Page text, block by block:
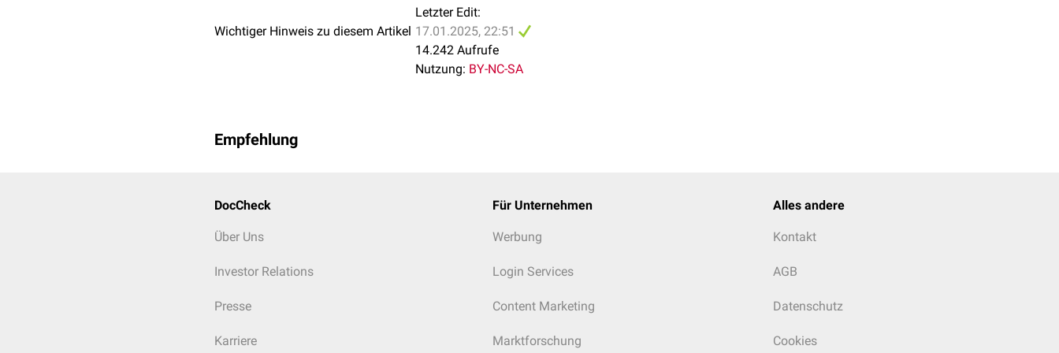
Wichtiger Hinweis zu diesem Artikel
Letzter Edit:
17.01.2025, 22:51
14.242 Aufrufe
Nutzung: BY-NC-SA
Empfehlung
DocCheck
Über Uns
Investor Relations
Presse
Karriere
Für Unternehmen
Werbung
Login Services
Content Marketing
Marktforschung
Alles andere
Kontakt
AGB
Datenschutz
Cookies